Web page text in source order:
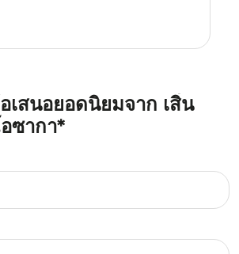
เสนอยอดนิยมจาก เสิ่น
ซากา*